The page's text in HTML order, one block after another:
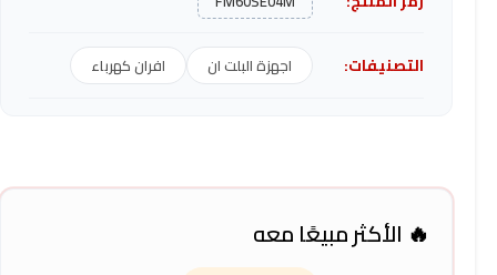
التصنيفات: اجهزة البلت ان افران كهرباء
🔥 الأكثر مبيعًا معه